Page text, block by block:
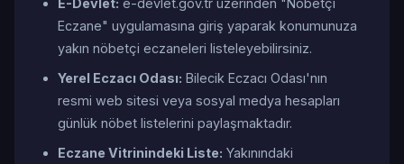
E-Devlet: e-devlet.gov.tr üzerinden "Nöbetçi
Eczane" uygulamasına giriş yaparak konumunuza
yakın nöbetçi eczaneleri listeleyebilirsiniz.
Yerel Eczacı Odası: Bilecik Eczacı Odası'nın
resmi web sitesi veya sosyal medya hesapları
günlük nöbet listelerini paylaşmaktadır.
Eczane Vitrinindeki Liste: Yakınındaki